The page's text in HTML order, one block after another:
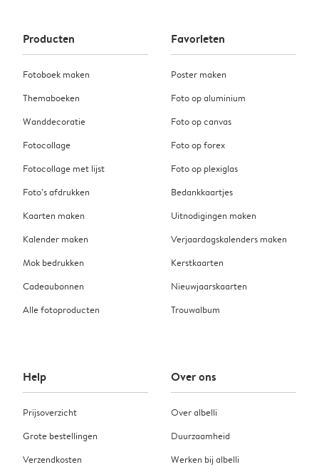
Producten
Fotoboek maken
Themaboeken
Wanddecoratie
Fotocollage
Fotocollage met lijst
Foto’s afdrukken
Kaarten maken
Kalender maken
Mok bedrukken
Cadeaubonnen
Alle fotoproducten
Favorieten
Poster maken
Foto op aluminium
Foto op canvas
Foto op forex
Foto op plexiglas
Bedankkaartjes
Uitnodigingen maken
Verjaardagskalenders maken
Kerstkaarten
Nieuwjaarskaarten
Trouwalbum
Help
Prijsoverzicht
Grote bestellingen
Verzendkosten
Over ons
Over albelli
Duurzaamheid
Werken bij albelli